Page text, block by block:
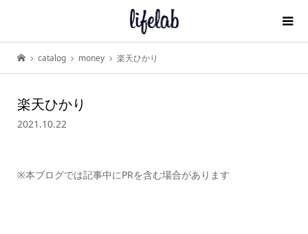
catalog money 楽天ひかり
楽天ひかり
2021.10.22
※本ブログでは記事中にPRを含む場合があります